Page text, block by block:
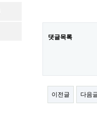
댓글목록
이전글 다음